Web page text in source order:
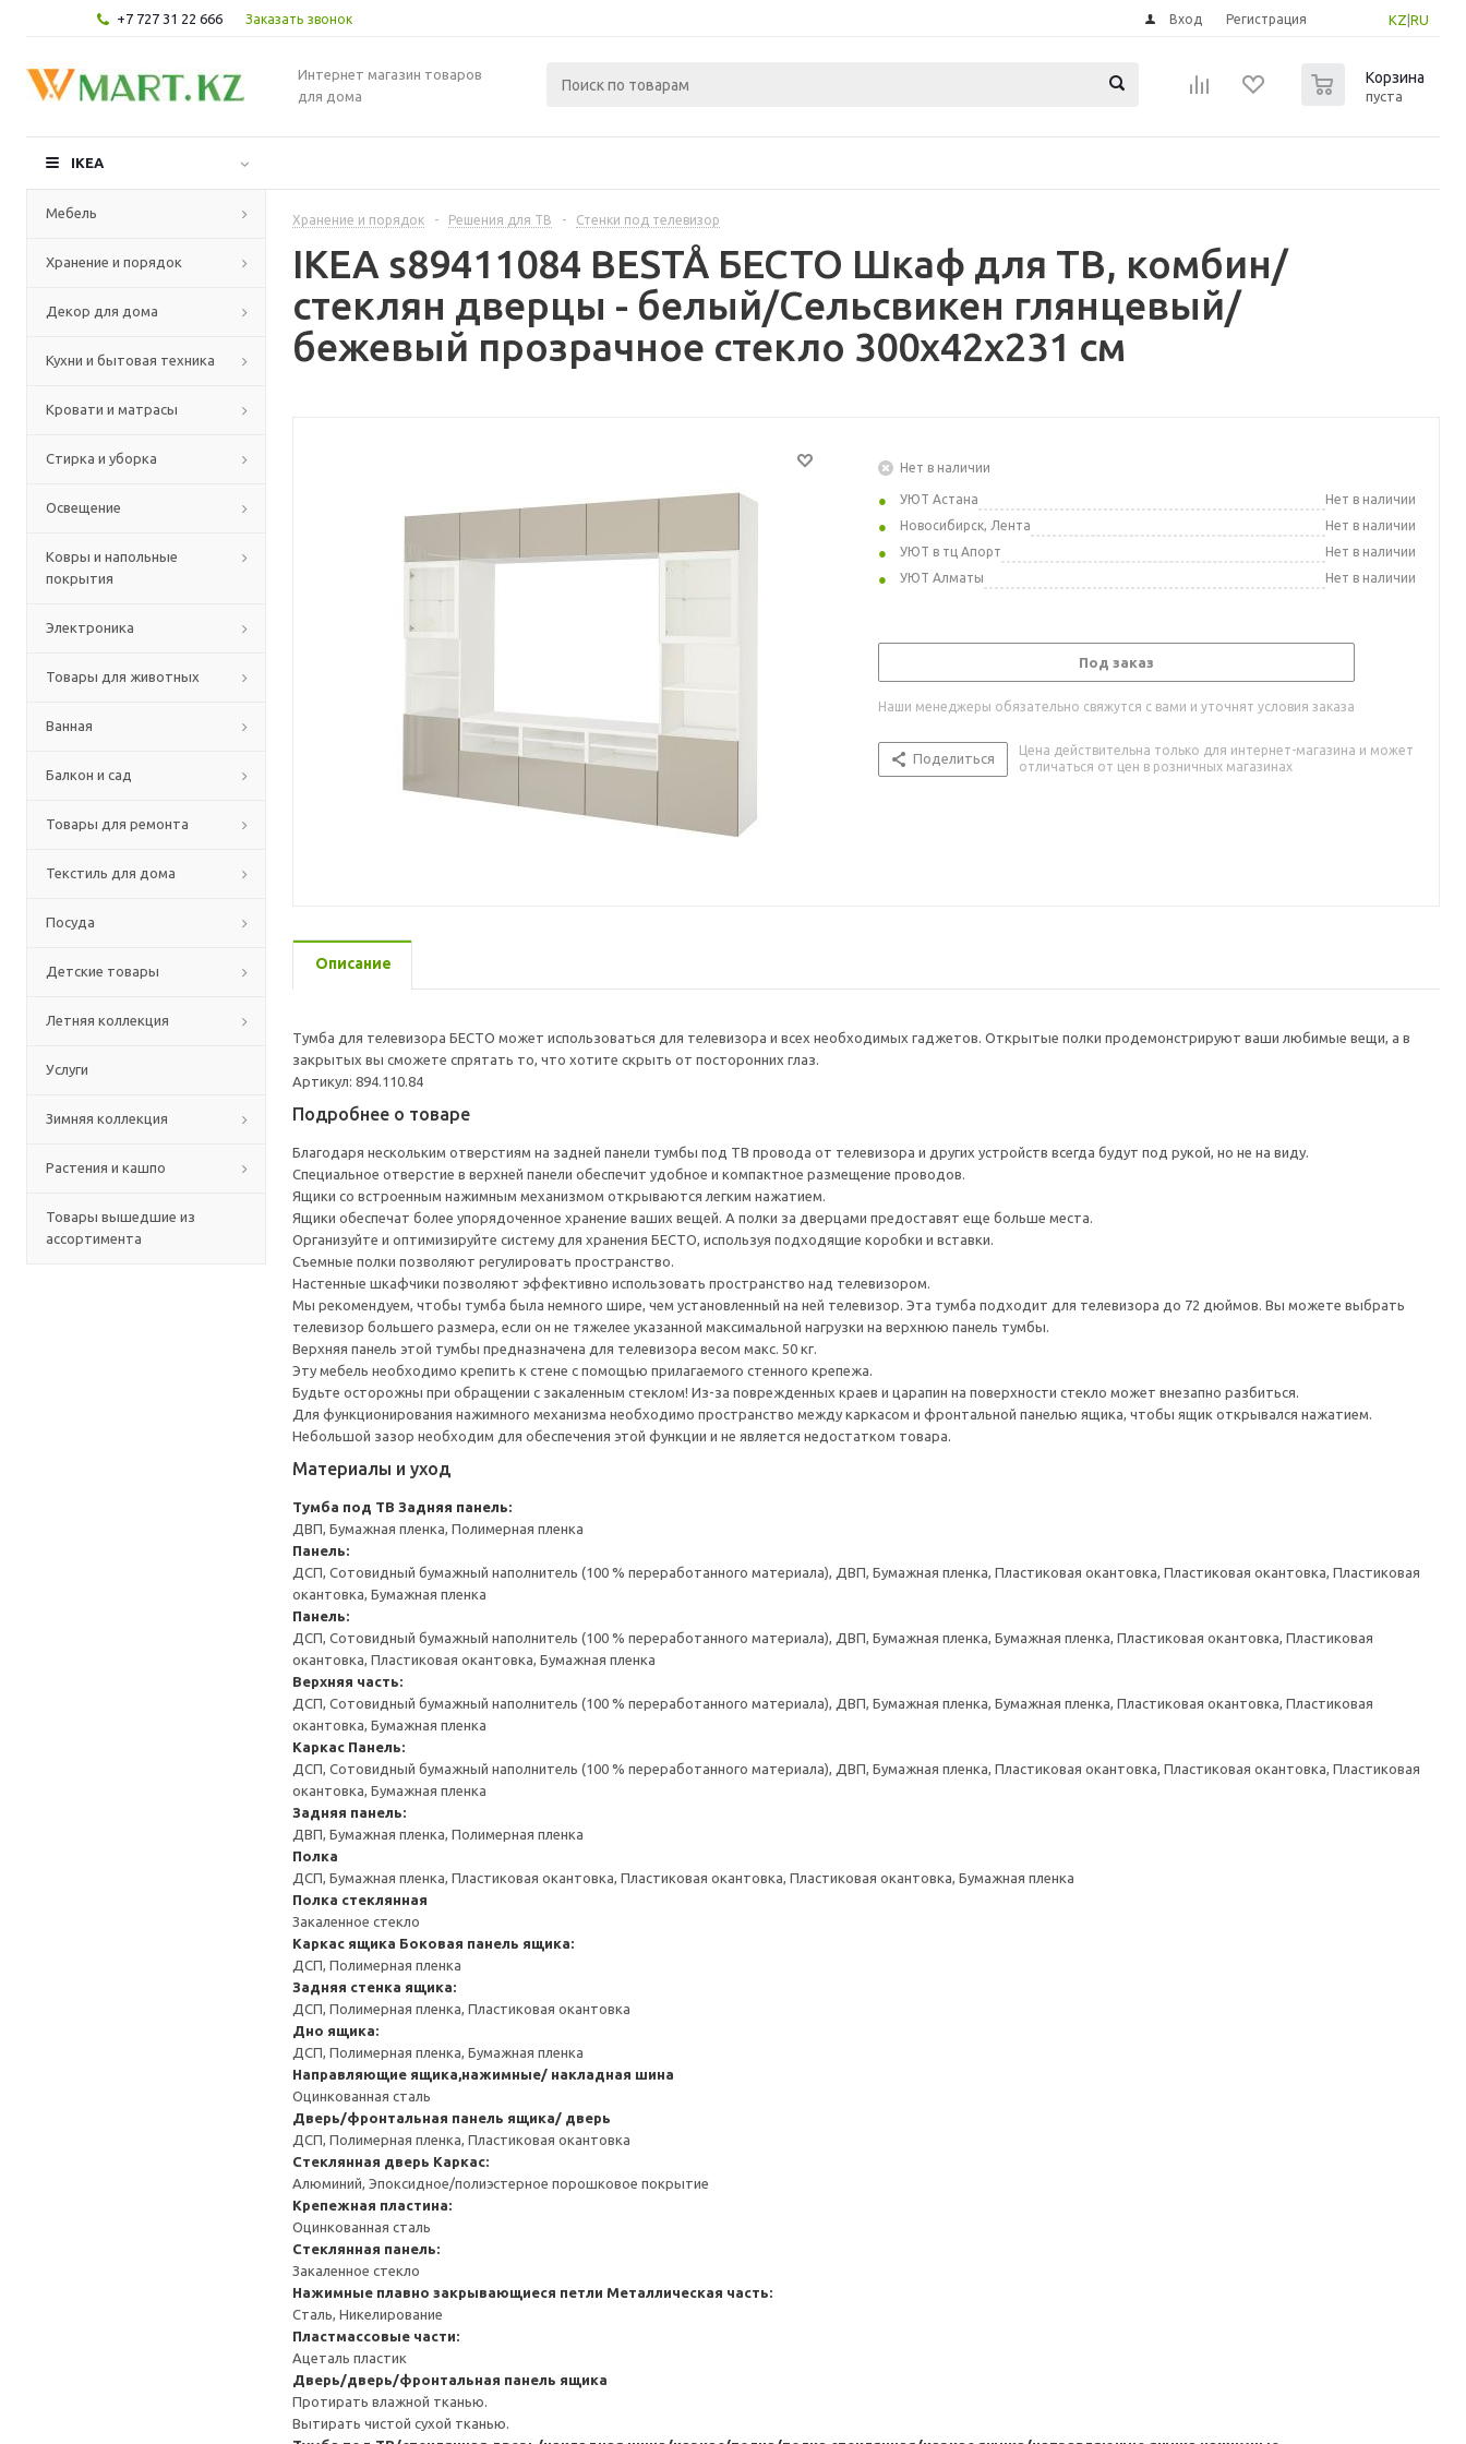
+7 727 31 22 666 Заказать звонок KZ RU
Вход Регистрация
Интернет магазин товаров
для дома
Корзина
пуста
IKEA
Мебель
Хранение и порядок
Декор для дома
Кухни и бытовая техника
Кровати и матрасы
Стирка и уборка
Освещение
Ковры и напольные
покрытия
Электроника
Товары для животных
Ванная
Балкон и сад
Товары для ремонта
Текстиль для дома
Посуда
Детские товары
Летняя коллекция
Услуги
Зимняя коллекция
Растения и кашпо
Товары вышедшие из
ассортимента
Хранение и порядок - Решения для ТВ - Стенки под телевизор
IKEA s89411084 BESTÅ БЕСТО Шкаф для ТВ, комбин/
стеклян дверцы - белый/Сельсвикен глянцевый/
бежевый прозрачное стекло 300x42x231 см
Нет в наличии
УЮТ Астана
Нет в наличии
Новосибирск, Лента
Нет в наличии
УЮТ в тц Апорт
Нет в наличии
УЮТ Алматы
Нет в наличии
Под заказ
Наши менеджеры обязательно свяжутся с вами и уточнят условия заказа
Поделиться
Цена действительна только для интернет-магазина и может
отличаться от цен в розничных магазинах
Описание
Тумба для телевизора БЕСТО может использоваться для телевизора и всех необходимых гаджетов. Открытые полки продемонстрируют ваши любимые вещи, а в
закрытых вы сможете спрятать то, что хотите скрыть от посторонних глаз.
Артикул: 894.110.84
Подробнее о товаре
Благодаря нескольким отверстиям на задней панели тумбы под ТВ провода от телевизора и других устройств всегда будут под рукой, но не на виду.
Специальное отверстие в верхней панели обеспечит удобное и компактное размещение проводов.
Ящики со встроенным нажимным механизмом открываются легким нажатием.
Ящики обеспечат более упорядоченное хранение ваших вещей. А полки за дверцами предоставят еще больше места.
Организуйте и оптимизируйте систему для хранения БЕСТО, используя подходящие коробки и вставки.
Съемные полки позволяют регулировать пространство.
Настенные шкафчики позволяют эффективно использовать пространство над телевизором.
Мы рекомендуем, чтобы тумба была немного шире, чем установленный на ней телевизор. Эта тумба подходит для телевизора до 72 дюймов. Вы можете выбрать
телевизор большего размера, если он не тяжелее указанной максимальной нагрузки на верхнюю панель тумбы.
Верхняя панель этой тумбы предназначена для телевизора весом макс. 50 кг.
Эту мебель необходимо крепить к стене с помощью прилагаемого стенного крепежа.
Будьте осторожны при обращении с закаленным стеклом! Из-за поврежденных краев и царапин на поверхности стекло может внезапно разбиться.
Для функционирования нажимного механизма необходимо пространство между каркасом и фронтальной панелью ящика, чтобы ящик открывался нажатием.
Небольшой зазор необходим для обеспечения этой функции и не является недостатком товара.
Материалы и уход
Тумба под ТВ Задняя панель:
ДВП, Бумажная пленка, Полимерная пленка
Панель:
ДСП, Сотовидный бумажный наполнитель (100 % переработанного материала), ДВП, Бумажная пленка, Пластиковая окантовка, Пластиковая окантовка, Пластиковая
окантовка, Бумажная пленка
Панель:
ДСП, Сотовидный бумажный наполнитель (100 % переработанного материала), ДВП, Бумажная пленка, Бумажная пленка, Пластиковая окантовка, Пластиковая
окантовка, Пластиковая окантовка, Бумажная пленка
Верхняя часть:
ДСП, Сотовидный бумажный наполнитель (100 % переработанного материала), ДВП, Бумажная пленка, Бумажная пленка, Пластиковая окантовка, Пластиковая
окантовка, Бумажная пленка
Каркас Панель:
ДСП, Сотовидный бумажный наполнитель (100 % переработанного материала), ДВП, Бумажная пленка, Пластиковая окантовка, Пластиковая окантовка, Пластиковая
окантовка, Бумажная пленка
Задняя панель:
ДВП, Бумажная пленка, Полимерная пленка
Полка
ДСП, Бумажная пленка, Пластиковая окантовка, Пластиковая окантовка, Пластиковая окантовка, Бумажная пленка
Полка стеклянная
Закаленное стекло
Каркас ящика Боковая панель ящика:
ДСП, Полимерная пленка
Задняя стенка ящика:
ДСП, Полимерная пленка, Пластиковая окантовка
Дно ящика:
ДСП, Полимерная пленка, Бумажная пленка
Направляющие ящика,нажимные/ накладная шина
Оцинкованная сталь
Дверь/фронтальная панель ящика/ дверь
ДСП, Полимерная пленка, Пластиковая окантовка
Стеклянная дверь Каркас:
Алюминий, Эпоксидное/полиэстерное порошковое покрытие
Крепежная пластина:
Оцинкованная сталь
Стеклянная панель:
Закаленное стекло
Нажимные плавно закрывающиеся петли Металлическая часть:
Сталь, Никелирование
Пластмассовые части:
Ацеталь пластик
Дверь/дверь/фронтальная панель ящика
Протирать влажной тканью.
Вытирать чистой сухой тканью.